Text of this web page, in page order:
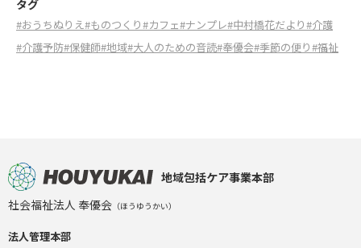
タグ
#おうちぬりえ#ものつくり#カフェ#ナンプレ#中村橋花だより#介護
#介護予防#保健師#地域#大人のための音読#奉優会#季節の便り#福祉
地域包括ケア事業本部
社会福祉法人 奉優会 （ほうゆうかい）
法人管理本部